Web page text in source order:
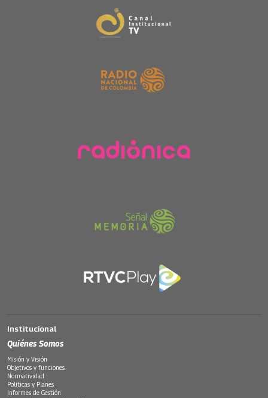
Institucional
Quiénes Somos
Misión y Visión
Objetivos y funciones
Normatividad
Políticas y Planes
Informes de Gestión